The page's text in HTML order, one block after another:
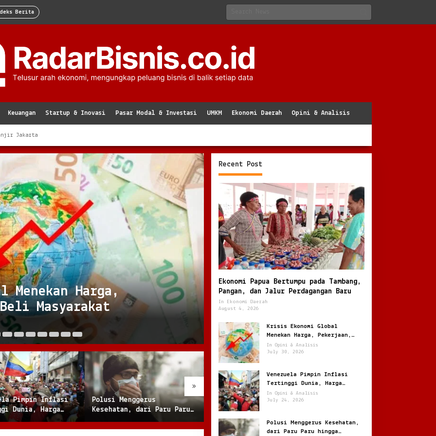
Berita
Keuangan Startup & Inovasi Pasar Modal & Investasi UMKM Ekonomi Daerah Opini & Analisis
Jakarta
Menekan Harga,
Masyarakat
Opini & Analisis
Venezuela Pimpin Inflasi
Harga Melonjak Ratusan Persen
July 24, 2026
»
Pimpin Inflasi
Dunia, Harga
Ratusan Persen
Polusi Menggerus
Kesehatan, dari Paru Paru
Korupsi di China,
Penindakan Besar di Tengah
Masalah yang Terus
Berulang
hingga Pemulihan Aset
Recent Post
Ekonomi Papua Bertumpu pada Tambang,
Pangan, dan Jalur Perdagangan Baru
In Ekonomi Daerah
August 4, 2026
Krisis Ekonomi Global
Menekan Harga, Pekerjaan,
dan Daya Beli Masyarakat
In Opini & Analisis
July 30, 2026
Venezuela Pimpin Inflasi
Tertinggi Dunia, Harga
Melonjak Ratusan Persen
In Opini & Analisis
July 24, 2026
Polusi Menggerus Kesehatan,
dari Paru Paru hingga